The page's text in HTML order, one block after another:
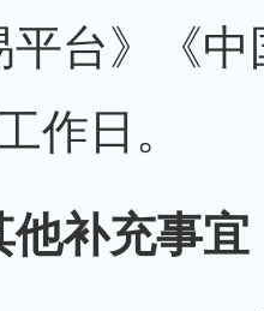
平台》《
作日。
他补充事宜